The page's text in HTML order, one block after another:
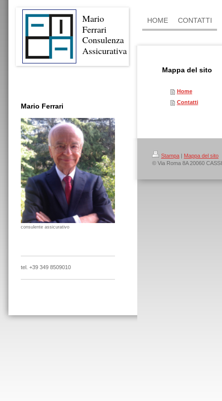
Mario
Ferrari
Consulenza
Assicurativa
Mario Ferrari
consulente assicurativo
tel. +39 349 8509010
HOME CONTATTI
Mappa del sito
Home
Contatti
Stampa | Mappa del sito
© Via Roma 8A 20060